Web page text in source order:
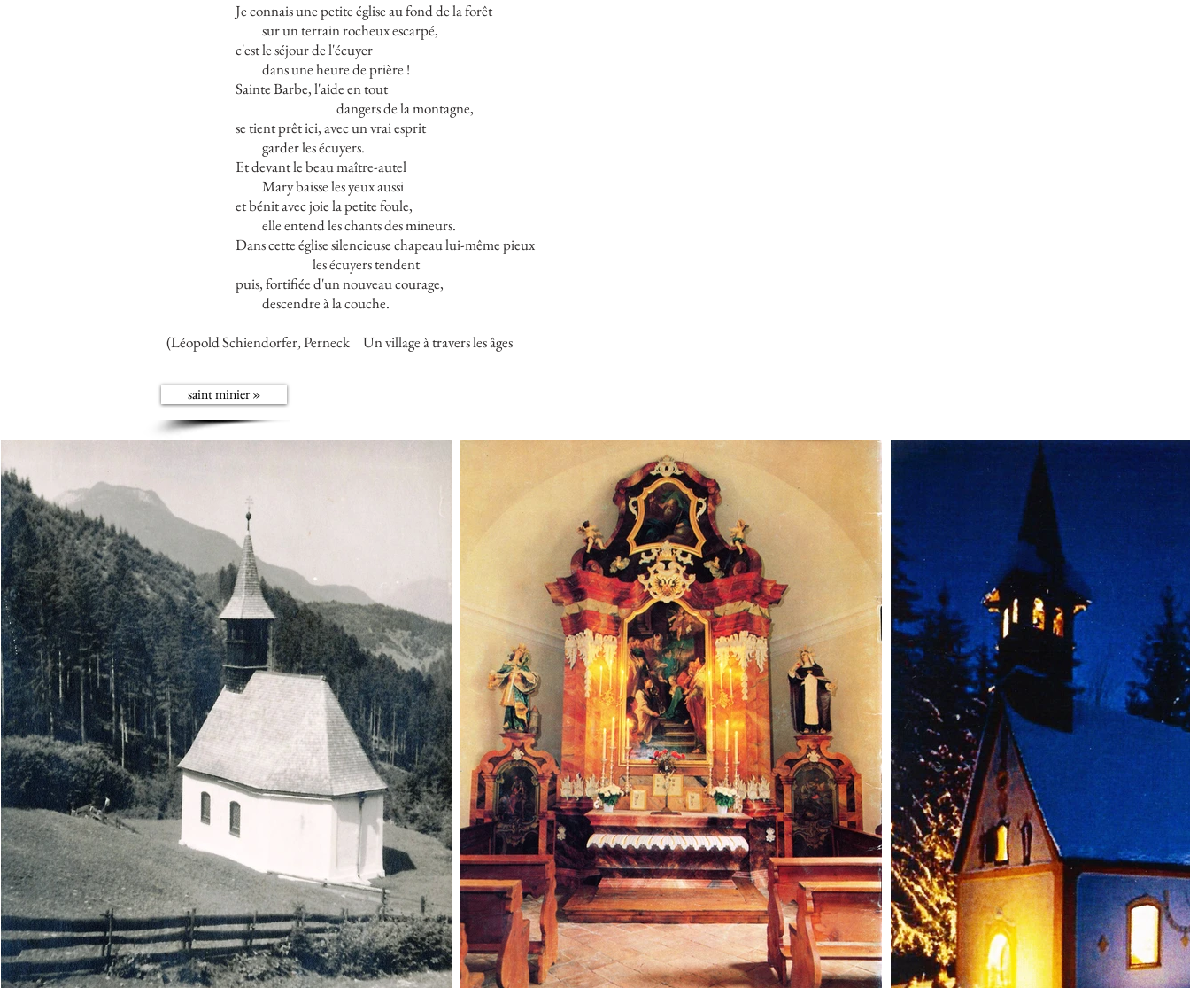
Je connais une petite église au fond de la forêt
sur un terrain rocheux escarpé,
c'est le séjour de l'écuyer
dans une heure de prière !
Sainte Barbe, l'aide en tout
dangers de la montagne,
se tient prêt ici, avec un vrai esprit
garder les écuyers.
Et devant le beau maître-autel
Mary baisse les yeux aussi
et bénit avec joie la petite foule,
elle entend les chants des mineurs.
Dans cette église silencieuse chapeau lui-même pieux
les écuyers tendent
puis, fortifiée d'un nouveau courage,
descendre à la couche.
(Léopold Schiendorfer, Perneck
Un village à travers les âges
saint minier »